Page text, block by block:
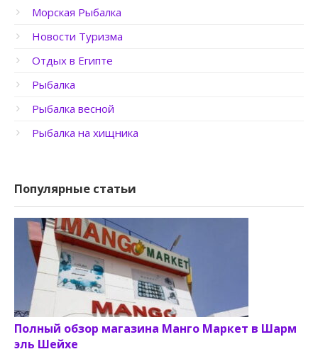
Морская Рыбалка
Новости Туризма
Отдых в Египте
Рыбалка
Рыбалка весной
Рыбалка на хищника
Популярные статьи
Полный обзор магазина Манго Маркет в Шарм
эль Шейхе